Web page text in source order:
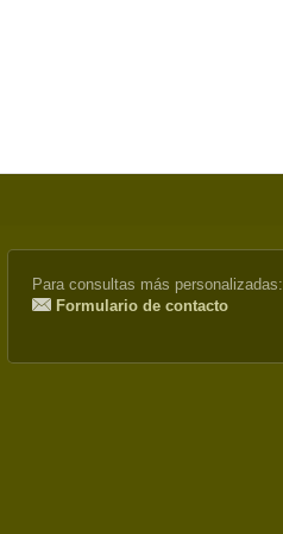
Para consultas más personalizadas:
Formulario de contacto